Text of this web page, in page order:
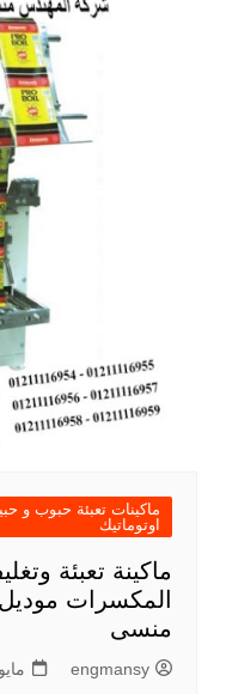
ماكينات تعبئة حبوب و
اوتوماتيك
ماكينة تعبئة
منسى
engmansy مايو 17, 2023